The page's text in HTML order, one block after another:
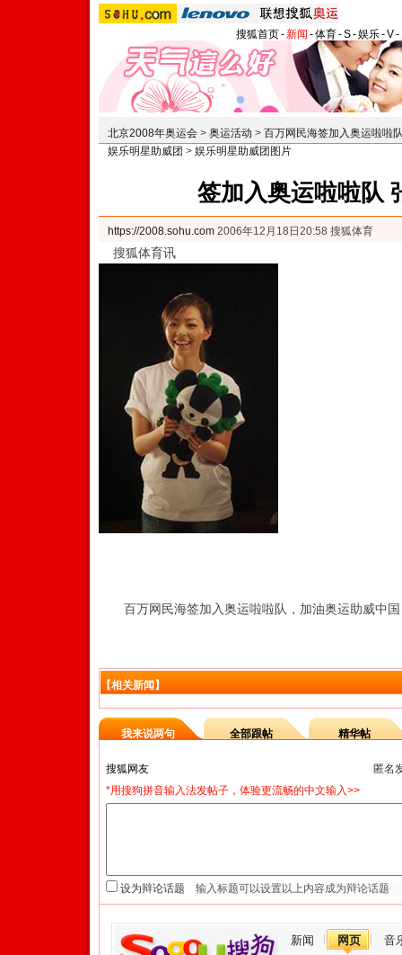
搜狐首页-新闻 -体育-S-娱乐-V-
北京2008年奥运会 > 奥运活动 > 百万网民海签加入奥运啦啦
娱乐明星助威团 > 娱乐明星助威团图片
签加入奥运啦啦队
https://2008.sohu.com 2006年12月18日20:58 搜狐体育
搜狐体育讯
百万网民海签加入奥运啦啦队，加油奥运助威中国
【相关新闻】
我来说两句 全部跟帖 精华帖
匿名
*用搜狗拼音输入法发帖子，体验更流畅的中文输入>>
设为辩论话题
新闻 网页 音